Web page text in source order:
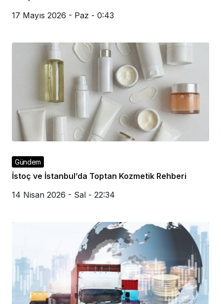
17 Mayıs 2026 - Paz - 0:43
Gündem
İstoç ve İstanbul’da Toptan Kozmetik Rehberi
14 Nisan 2026 - Sal - 22:34